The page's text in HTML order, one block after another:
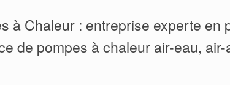
à Chaleur : entreprise experte en
de pompes à chaleur air-eau,